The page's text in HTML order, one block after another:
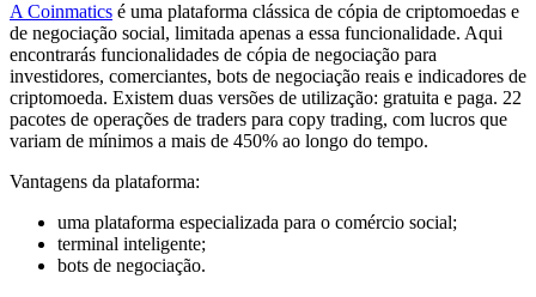
A Coinmatics é uma plataforma clássica de cópia de criptomoedas e
de negociação social, limitada apenas a essa funcionalidade. Aqui
encontrarás funcionalidades de cópia de negociação para
investidores, comerciantes, bots de negociação reais e indicadores de
criptomoeda. Existem duas versões de utilização: gratuita e paga. 22
pacotes de operações de traders para copy trading, com lucros que
variam de mínimos a mais de 450% ao longo do tempo.
Vantagens da plataforma:
uma plataforma especializada para o comércio social;
terminal inteligente;
bots de negociação.